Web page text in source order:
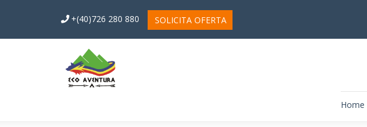
+(40)726 280 880 SOLICITA OFERTA
Home